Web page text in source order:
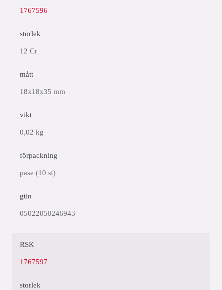
1767596
storlek
12 Cr
mått
18x18x35 mm
vikt
0,02 kg
förpackning
påse (10 st)
gtin
05022050246943
RSK
1767597
storlek